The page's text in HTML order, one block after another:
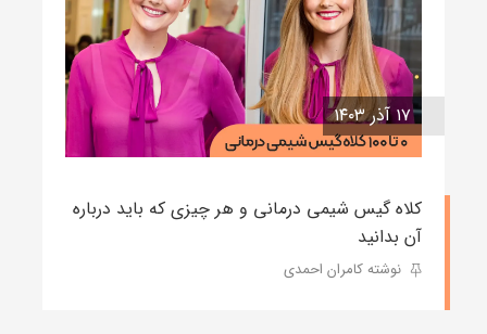
۱۷ آذر ۱۴۰۳
کلاه گیس شیمی درمانی و هر چیزی که باید درباره
آن بدانید
نوشته کامران احمدی